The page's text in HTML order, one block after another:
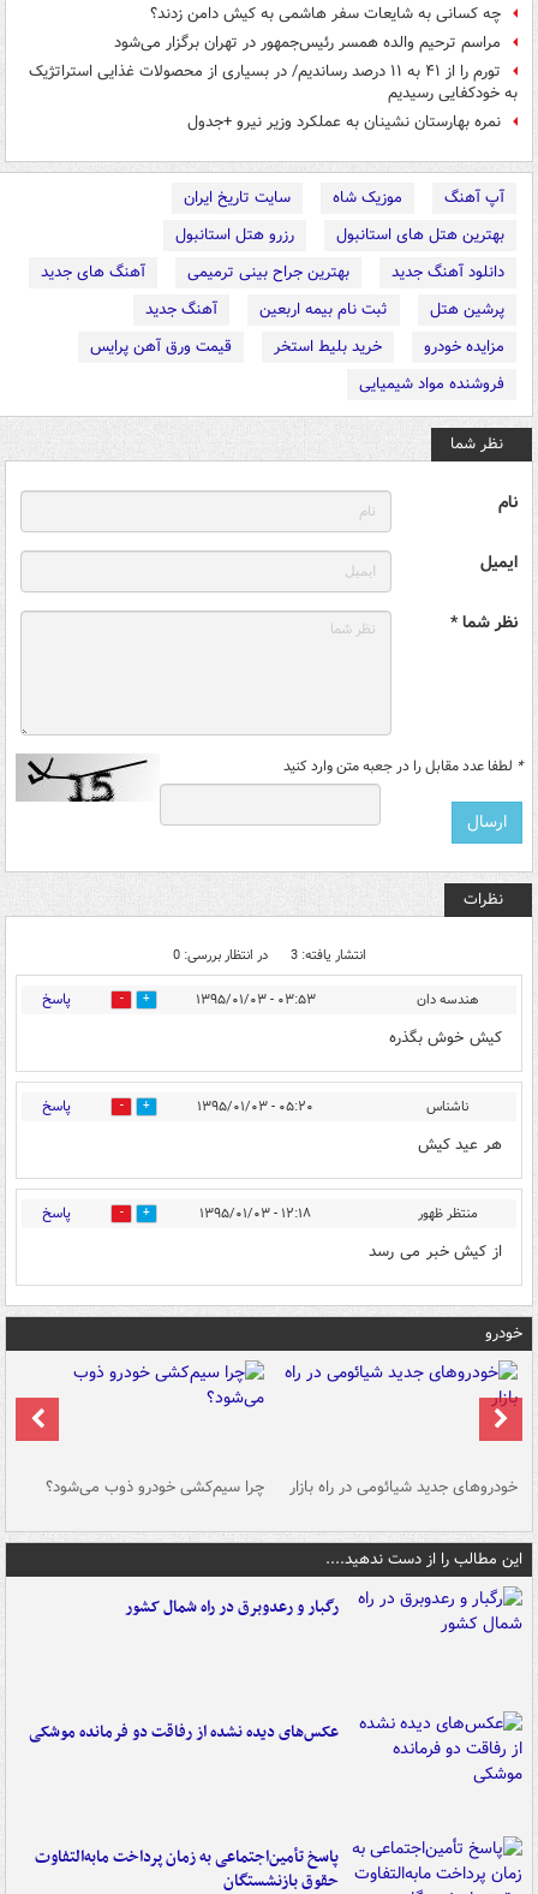
چه کسانی به شایعات سفر هاشمی به کیش دامن زدند؟
مراسم ترحیم والده همسر رئیس‌جمهور در تهران برگزار می‌شود
تورم را از ۴۱ به ۱۱ درصد رساندیم/ در بسیاری از محصولات غذایی استراتژیک
به خودکفایی رسیدیم
نمره بهارستان نشینان به عملکرد وزیر نیرو +جدول
آپ آهنگ موزیک شاه
سایت تاریخ ایران
بهترین هتل های استانبول
رزرو هتل استانبول
دانلود آهنگ جدید
بهترین جراح بینی ترمیمی
آهنگ های جدید
پرشین هتل
ثبت نام بیمه اربعین
آهنگ جدید
مزایده خودرو
خرید بلیط استخر
قیمت ورق آهن پرایس
فروشنده مواد شیمیایی
نظر شما
نام
ایمیل
نظر شما *
* لطفا عدد مقابل را در جعبه متن وارد کنید
نظرات
انتشار یافته: 3 در انتظار بررسی: 0
هندسه دان ۰۳:۵۳ - ۱۳۹۵/۰۱/۰۳ 0 پاسخ
کیش خوش بگذره
ناشناس ۰۵:۲۰ - ۱۳۹۵/۰۱/۰۳ 0 پاسخ
هر عید کیش
منتظر ظهور ۱۲:۱۸ - ۱۳۹۵/۰۱/۰۳ 0 پاسخ
از کیش خبر می رسد
خودرو
خودروهای جدید شیائومی در راه بازار چرا سیم‌کشی خودرو ذوب می‌شود؟
این مطالب را از دست ندهید....
رگبار و رعدوبرق در راه شمال کشور
عکس‌های دیده نشده از رفاقت دو فرمانده‌ موشکی
پاسخ تأمین‌اجتماعی به زمان پرداخت مابه‌التفاوت
حقوق بازنشستگان